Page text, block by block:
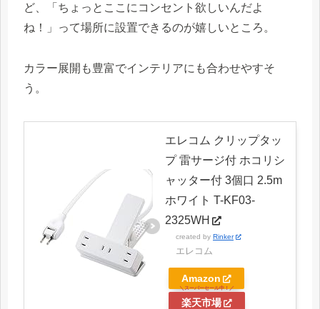
ど、「ちょっとここにコンセント欲しいんだよ
ね！」って場所に設置できるのが嬉しいところ。
カラー展開も豊富でインテリアにも合わせやすそ
う。
エレコム クリップタッ
プ 雷サージ付 ホコリシ
ャッター付 3個口 2.5m
ホワイト T-KF03-
2325WH
created by Rinker
エレコム
Amazon
楽天市場